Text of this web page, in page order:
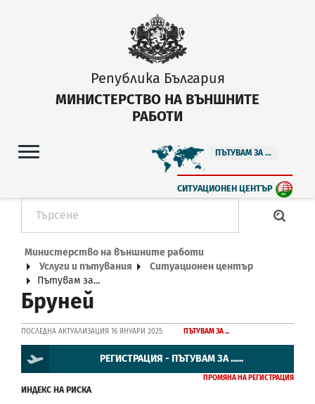
Република България
МИНИСТЕРСТВО НА ВЪНШНИТЕ
РАБОТИ
ПЪТУВАМ ЗА ...
СИТУАЦИОНЕН ЦЕНТЪР
Министерство на външните работи
Услуги и пътувания
Ситуационен център
Пътувам за...
Бруней
ПОСЛЕДНА АКТУАЛИЗАЦИЯ 16 ЯНУАРИ 2025 ПЪТУВАМ ЗА ...
РЕГИСТРАЦИЯ - ПЪТУВАМ ЗА ......
ПРОМЯНА НА РЕГИСТРАЦИЯ
ИНДЕКС НА РИСКА